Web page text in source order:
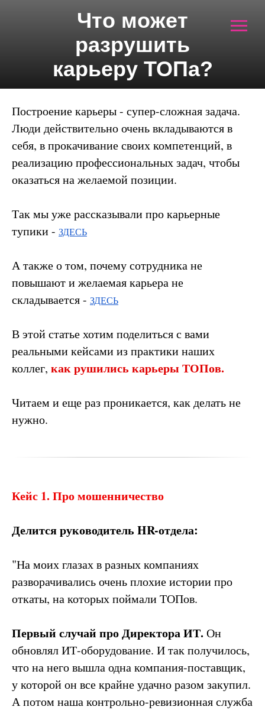
Что может
разрушить
карьеру ТОПа?
Построение карьеры - супер-сложная задача.
Люди действительно очень вкладываются в
себя, в прокачивание своих компетенций, в
реализацию профессиональных задач, чтобы
оказаться на желаемой позиции.
Так мы уже рассказывали про карьерные
тупики - ЗДЕСЬ
А также о том, почему сотрудника не
повышают и желаемая карьера не
складывается - ЗДЕСЬ
В этой статье хотим поделиться с вами
реальными кейсами из практики наших
коллег, как рушились карьеры ТОПов.
Читаем и еще раз проникается, как делать не
нужно.
Кейс 1. Про мошенничество
Делится руководитель HR-отдела:
"На моих глазах в разных компаниях
разворачивались очень плохие истории про
откаты, на которых поймали ТОПов.
Первый случай про Директора ИТ. Он
обновлял ИТ-оборудование. И так получилось,
что на него вышла одна компания-поставщик,
у которой он все крайне удачно разом закупил.
А потом наша контрольно-ревизионная служба